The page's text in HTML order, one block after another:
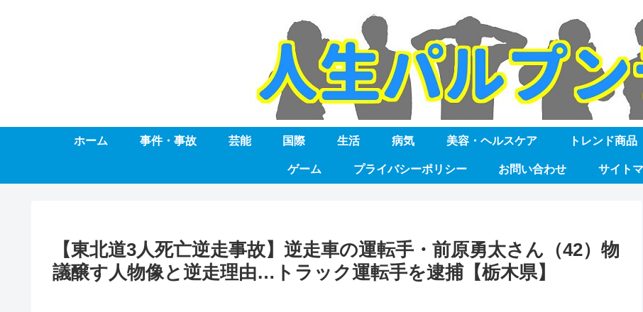
ホーム 事件・事故 芸能 国際 生活 病気 美容・ヘルスケア トレンド商品
ゲーム プライバシーポリシー お問い合わせ サイト
【東北道3人死亡逆走事故】逆走車の運転手・前原勇太さん（42）物
議醸す人物像と逆走理由…トラック運転手を逮捕【栃木県】